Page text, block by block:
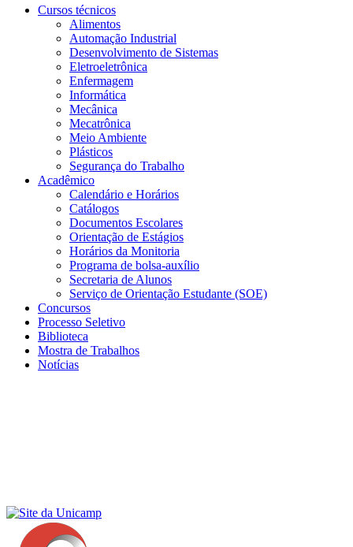
Cursos técnicos
Alimentos
Automação Industrial
Desenvolvimento de Sistemas
Eletroeletrônica
Enfermagem
Informática
Mecânica
Mecatrônica
Meio Ambiente
Plásticos
Segurança do Trabalho
Acadêmico
Calendário e Horários
Catálogos
Documentos Escolares
Orientação de Estágios
Horários da Monitoria
Programa de bolsa-auxílio
Secretaria de Alunos
Serviço de Orientação Estudante (SOE)
Concursos
Processo Seletivo
Biblioteca
Mostra de Trabalhos
Notícias